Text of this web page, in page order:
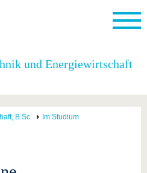
Wissenschaftliche
Fachkräfte Werte
und Energiewirtschaft
B.Sc.
Im Studium